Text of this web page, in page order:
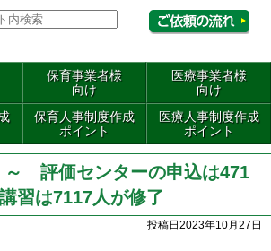
保育事業者様
向け
医療事業者様
向け
保育人事制度作成
ポイント
医療人事制度作成
ポイント
～ 評価センターの申込は471
習は7117人が修了
投稿日2023年10月27日